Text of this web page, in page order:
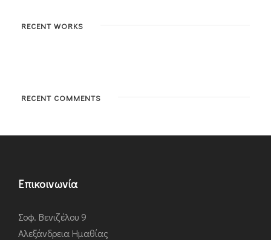
RECENT WORKS
RECENT COMMENTS
Επικοινωνία
Σοφ. Βενιζέλου 9
Αλεξάνδρεια Ημαθίας